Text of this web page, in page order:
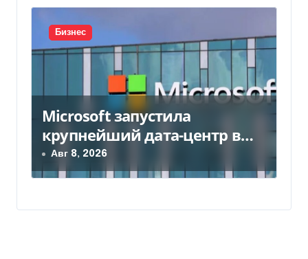
Бизнес
Microsoft запустила
крупнейший дата-центр в
Индии за $20,5 миллиарда
Авг 8, 2026